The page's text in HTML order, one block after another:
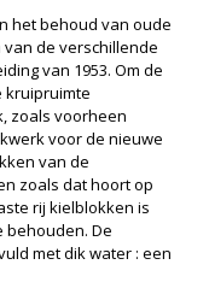
het behoud van oude
de verschillende
van 1953. Om de
kruipruimte
zoals voorheen
voor de nieuwe
van de
zoals dat hoort op
rij kielblokken is
behouden. De
met dik water : een